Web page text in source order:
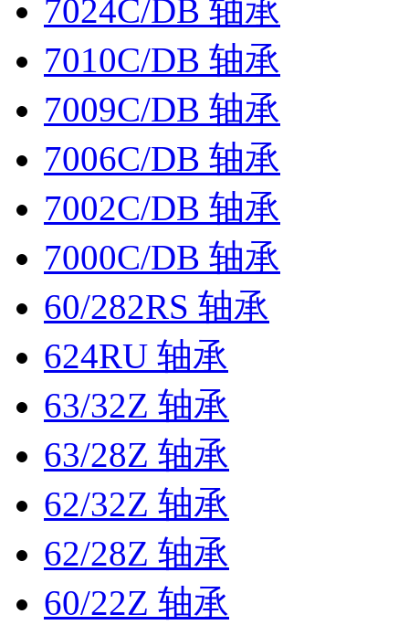
7024C/DB 轴承
7010C/DB 轴承
7009C/DB 轴承
7006C/DB 轴承
7002C/DB 轴承
7000C/DB 轴承
60/282RS 轴承
624RU 轴承
63/32Z 轴承
63/28Z 轴承
62/32Z 轴承
62/28Z 轴承
60/22Z 轴承